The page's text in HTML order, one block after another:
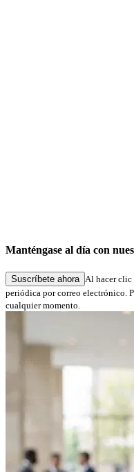
27.05.2026
Manténgase al día con
Suscríbete ahora Al hacer clic
periódica por correo electrónico.
cualquier momento.